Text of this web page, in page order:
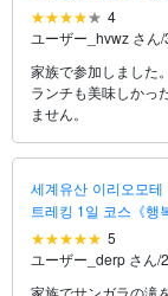
4
ユーザー_hvwz さん/
家族で参加しました
ランチも美味しかっ
ません。
세계유산 이리오모
트레킹 1일 코스《행
5
ユーザー_derp さん/
家族でサンガラの滝